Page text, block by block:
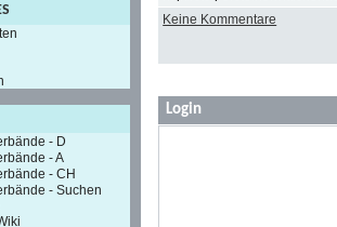
- D
- A
- CH
- Suchen
Keine Kommentare
Login